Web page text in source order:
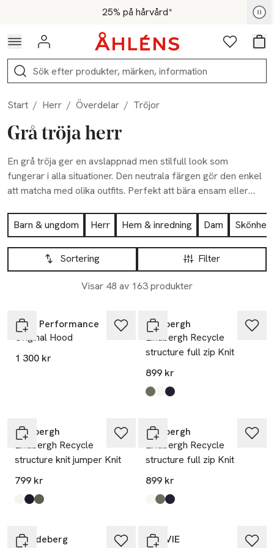
Hoppa till navigationsmenyn25% på hårvård*
För medlemmar - Shoppa nu
Logga in Favoriter
Sök
Start / Herr / Överdelar / Tröjor
Grå tröja herr
En grå tröja ger en avslappnad men stilfull look som
fungerar i alla situationer. Den neutrala färgen gör den enkel
att matcha med olika outfits. Perfekt att bära ensam eller
Hoppa till produktsidan
Barn & ungdom Herr Hem & inredning Dam
Skönhet
Hoppa till produktsidan
Filter
Sortering
Visar 48 av 163 produkter
Lista över produkter
Peak Performance
Original Hood
1 300 kr
Lindbergh
Lindbergh Recycle
structure full zip Knit
899 kr
Produkten finns i färgerna:
Army,
Off White
Navy,
Lindbergh
Lindbergh Recycle
structure knit jumper Knit
799 kr
Produkten finns i färgerna:
Off White
Navy,
Army,
Lindbergh
Lindbergh Recycle
structure full zip Knit
899 kr
Produkten finns i färgerna:
Off White
Army,
Navy,
J.Lindeberg
NORVIE